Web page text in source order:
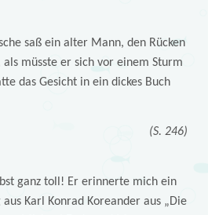
saß ein alter Mann, den Rücken
als müsste er sich vor einem Sturm
das Gesicht in ein dickes Buch
(S. 246)
ganz toll! Er erinnerte mich ein
Karl Konrad Koreander aus „Die